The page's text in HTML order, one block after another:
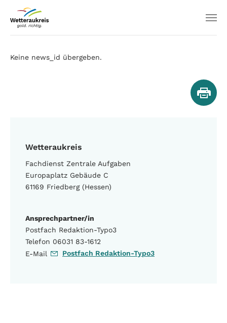
Wetteraukreis
Fachdienst Zentrale Aufgaben
Europaplatz Gebäude C
61169 Friedberg (Hessen)
Ansprechpartner/in
Postfach Redaktion-Typo3
Telefon 06031 83-1612
E-Mail
Postfach Redaktion-Typo3
Keine news_id übergeben.